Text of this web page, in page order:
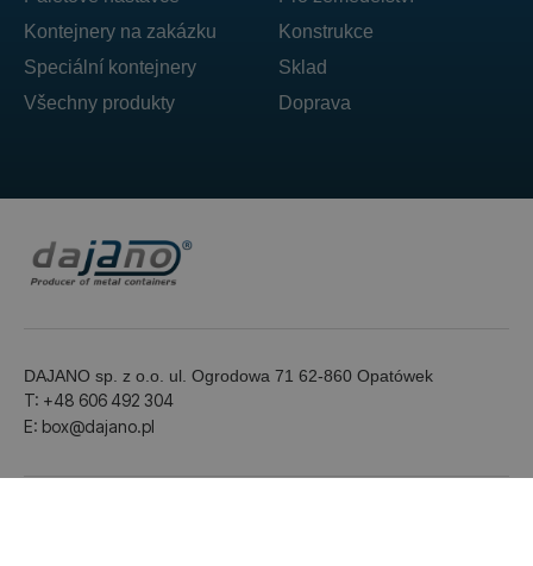
Kontejnery na zakázku
Speciální kontejnery
Všechny produkty
Konstrukce
Sklad
Doprava
DAJANO sp. z o.o. ul. Ogrodowa 71 62-860 Opatówek
T: +48 606 492 304
E: box@dajano.pl